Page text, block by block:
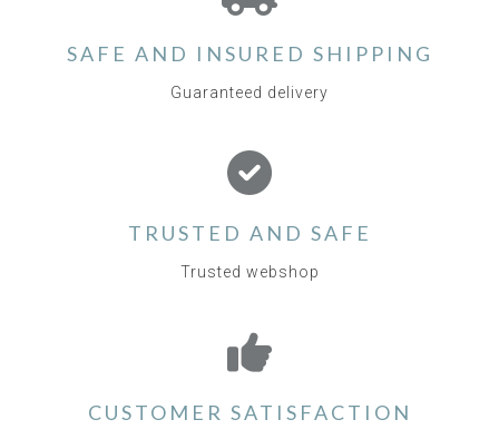
SAFE AND INSURED SHIPPING
Guaranteed delivery
TRUSTED AND SAFE
Trusted webshop
CUSTOMER SATISFACTION